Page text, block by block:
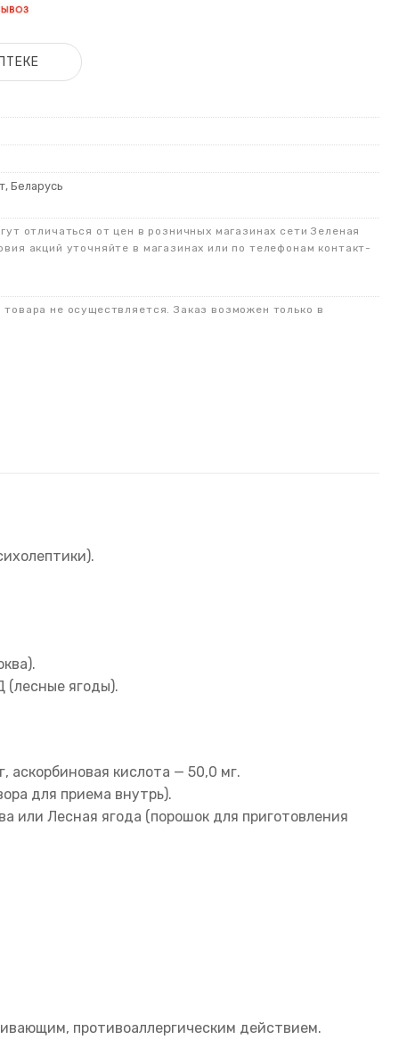
Беларусь
отличаться от цен в розничных магазинах сети Зеленая
акций уточняйте в магазинах или по телефонам контакт-
не осуществляется. Заказ возможен только в
(лесные ягоды).
кислота — 50,0 мг.
для приема внутрь).
или Лесная ягода (порошок для приготовления
противоаллергическим действием.